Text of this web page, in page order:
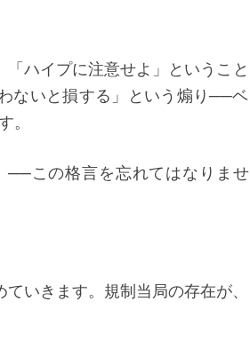
ハイプに注意せよ」ということ
ないと損する」という煽り──ベ
。
──この格言を忘れてはなりませ
いきます。規制当局の存在が、